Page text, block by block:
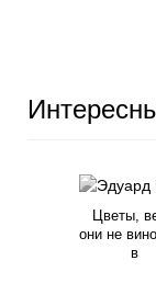
Цветы,
они не
в